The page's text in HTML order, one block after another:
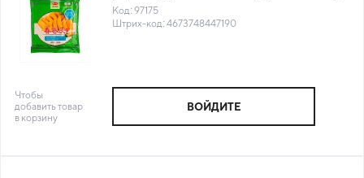
Huanfeng Китай (КОД 97175) (-18°С)
Код: 97175
Штрих-код: 4673748447190
Чтобы
добавить товар
в корзину
ВОЙДИТЕ